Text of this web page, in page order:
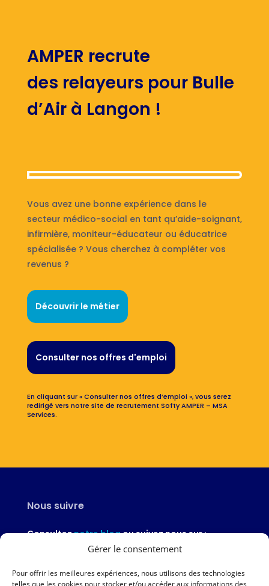
Gérer le consentement
Pour offrir les meilleures expériences, nous utilisons des technologies
telles que les cookies pour stocker et/ou accéder aux informations des
AMPER recrute
des relayeurs pour Bulle
d’Air à Langon !
Vous avez une bonne expérience dans le
secteur médico-social en tant qu’aide-soignant,
infirmière, moniteur-éducateur ou éducatrice
spécialisée ? Vous cherchez à compléter vos
revenus ?
Découvrir le métier
Consulter nos offres d'emploi
En cliquant sur « Consulter nos offres d’emploi », vous serez
redirigé vers notre site de recrutement Softy AMPER – MSA
Services.
Nous suivre
Consulteznotre blogou suivez nous sur :